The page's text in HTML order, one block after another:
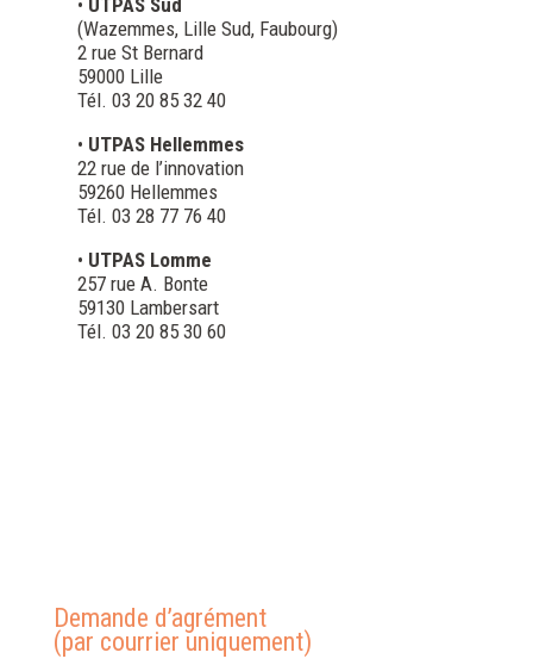
(Wazemmes, Lille Sud, Faubourg)
2 rue St Bernard
59000 Lille
Tél. 03 20 85 32 40
• UTPAS Hellemmes
22 rue de l’innovation
59260 Hellemmes
Tél. 03 28 77 76 40
• UTPAS Lomme
257 rue A. Bonte
59130 Lambersart
Tél. 03 20 85 30 60
Demande d’agrément
(par courrier uniquement)